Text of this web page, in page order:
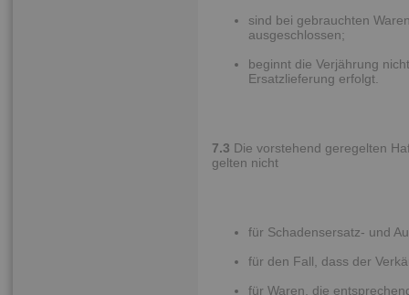
sind bei gebrauchten
ausgeschlossen;
beginnt die Verjährung
Ersatzlieferung erfolgt.
7.3 Die vorstehend geregelten
gelten nicht
für Schadensersatz- und
für den Fall, dass der
für Waren, die